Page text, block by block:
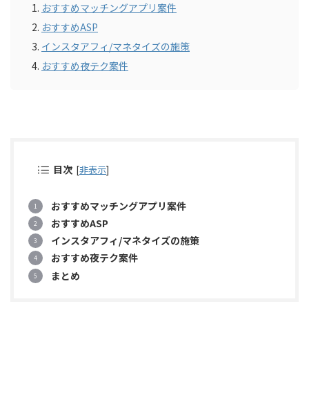
おすすめマッチングアプリ案件
おすすめASP
インスタアフィ/マネタイズの施策
おすすめ夜テク案件
目次 [非表示]
おすすめマッチングアプリ案件
おすすめASP
インスタアフィ/マネタイズの施策
おすすめ夜テク案件
まとめ